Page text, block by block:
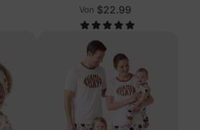
und Blumenmuster
Von $22.99